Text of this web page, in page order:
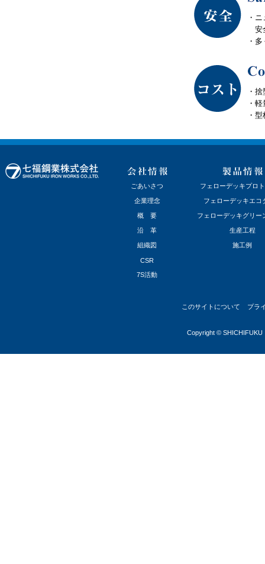
・
安
・
・
・
・
ごあいさつ フェローデッキプロ
企業理念 フェローデッキエコ
概 要 フェローデッキグリー
沿 革 生産工程
組織図 施工例
CSR
7S活動
このサイトについて プラ
Copyright © SHICHIFUKU